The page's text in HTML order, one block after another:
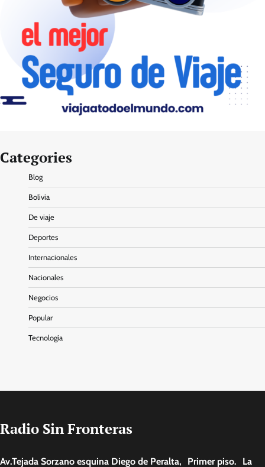
Categories
Blog
Bolivia
De viaje
Deportes
Internacionales
Nacionales
Negocios
Popular
Tecnologia
Radio Sin Fronteras
Av.Tejada Sorzano esquina Diego de Peralta, Primer piso. La